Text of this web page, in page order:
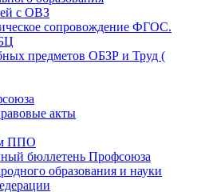
с ОВЗ
сопровождение ФГОС.
предметов ОБЗР и Труд (
акты
ППО
бюллетень Профсоюза
образования и науки